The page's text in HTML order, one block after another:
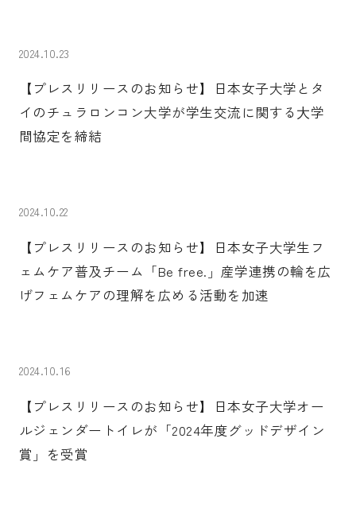
2024.10.23
【プレスリリースのお知らせ】日本女子大学とタ
イのチュラロンコン大学が学生交流に関する⼤学
間協定を締結
2024.10.22
【プレスリリースのお知らせ】日本女子大学生フ
ェムケア普及チーム「Be free.」産学連携の輪を広
げフェムケアの理解を広める活動を加速
2024.10.16
【プレスリリースのお知らせ】日本女子大学オー
ルジェンダートイレが「2024年度グッドデザイン
賞」を受賞